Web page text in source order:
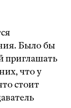
Было бы
приглашать
что у
стоит